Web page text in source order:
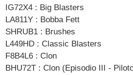
IG72X4 : Big Blasters
LA811Y : Bobba Fett
SHRUB1 : Brushes
L449HD : Classic Blasters
F8B4L6 : Clon
BHU72T : Clon (Episodio III -